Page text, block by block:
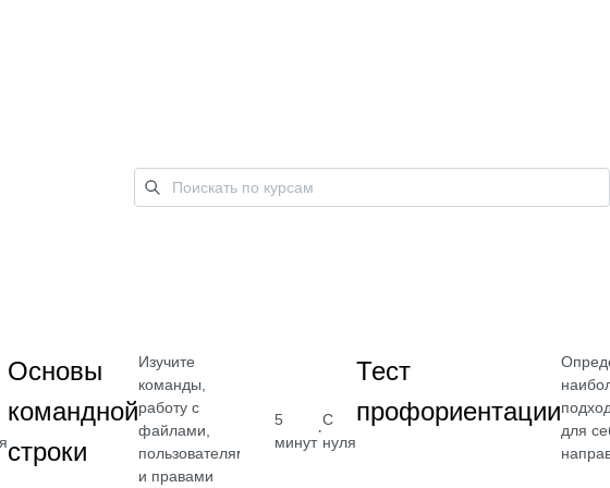
Основы
командной
строки
Изучите
команды,
работу с
файлами,
пользователями
и правами
5
минут
·
С
нуля
Тест
профориентации
для